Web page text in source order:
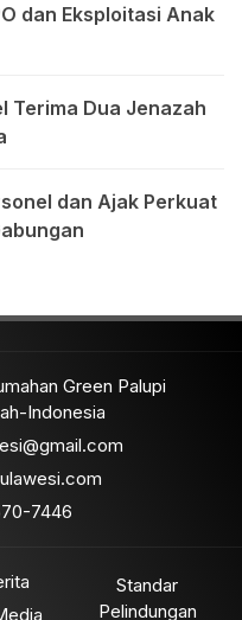
dan Eksploitasi Anak
Terima Dua Jenazah
dan Ajak Perkuat
Green Palupi
Indonesia
7446
Standar
Pelindungan